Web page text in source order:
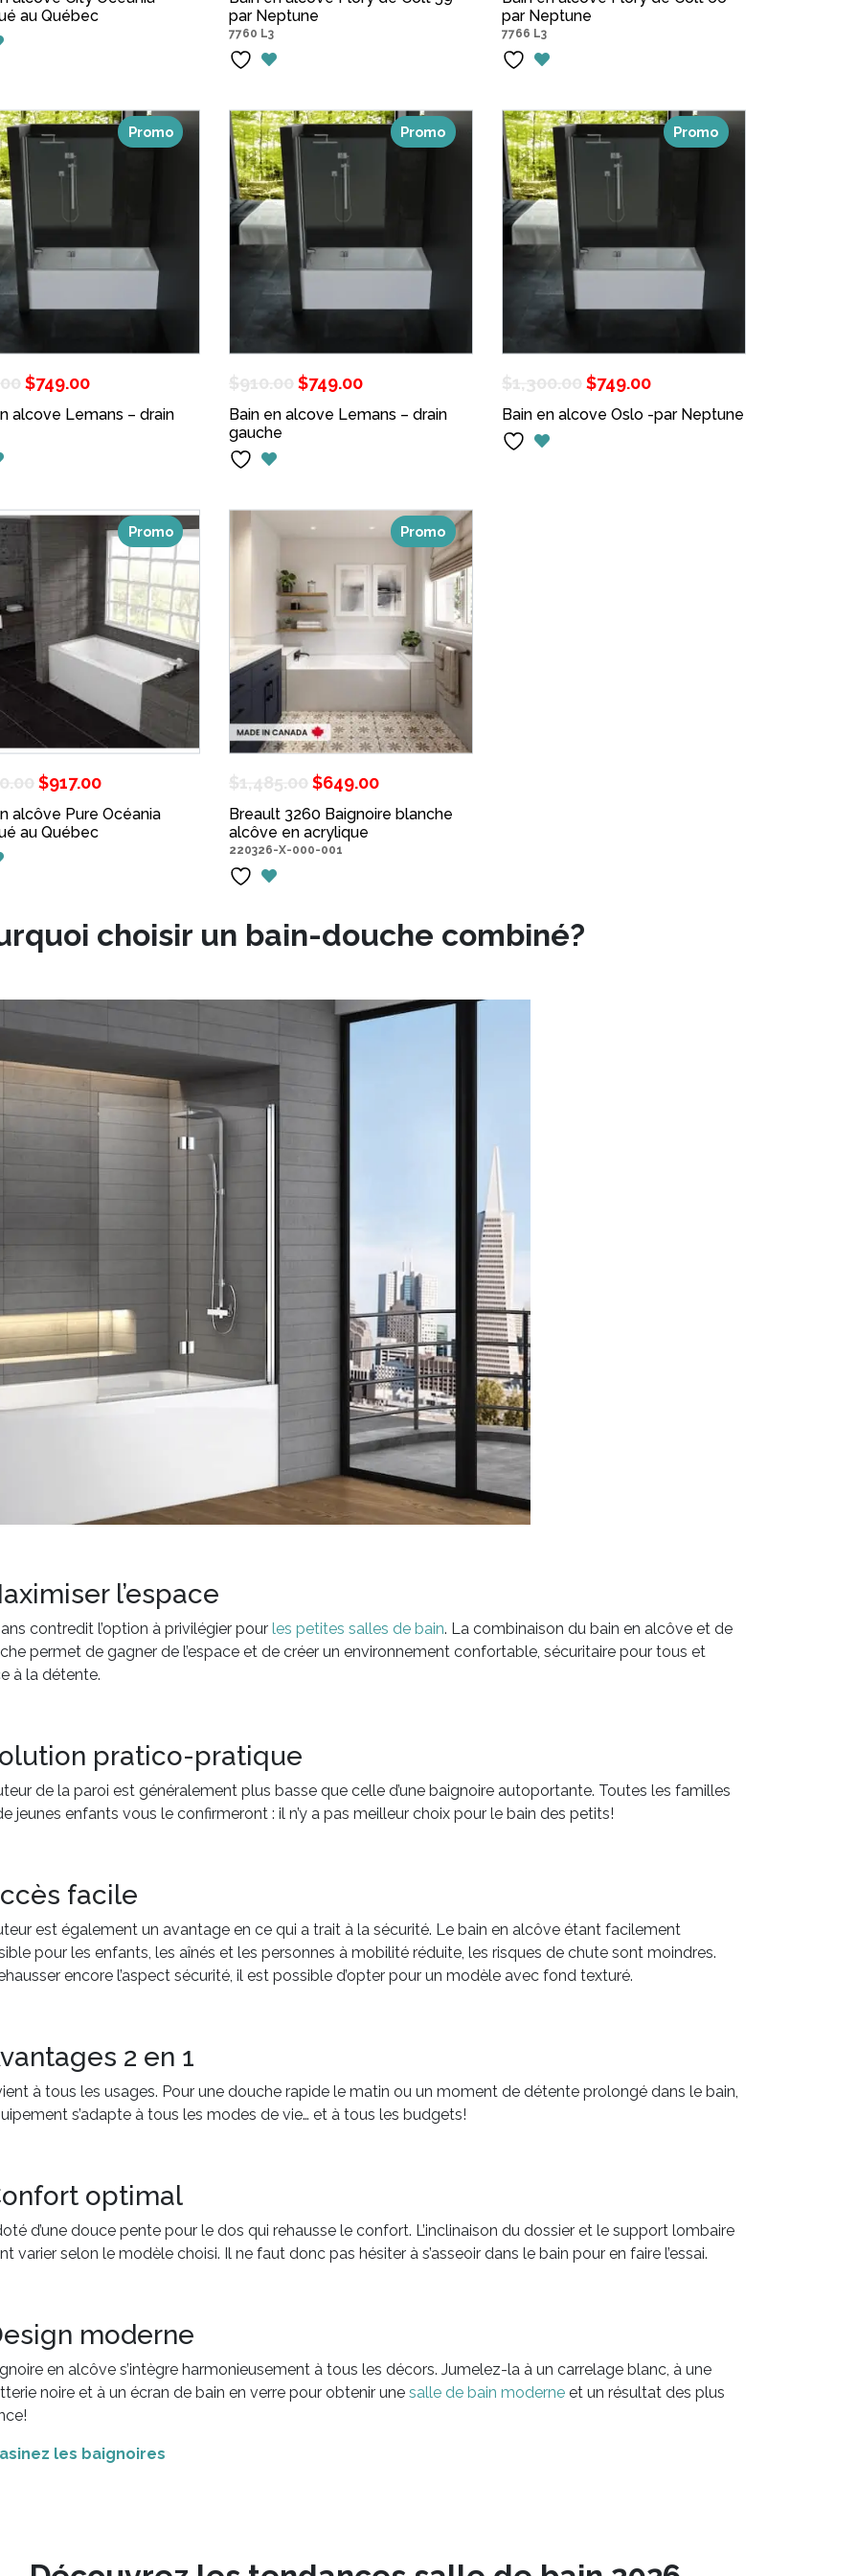
initial
au Québec
initial
par Neptune
7760 L3
initial
par Neptune
7766 L3
Promo
Le
prix
$749.00
prix
alcove Lemans – drain
Promo
$910.00 Le
prix
$749.00
prix
Bain en alcove Lemans – drain
gauche
Promo
$1,300.00 Le
prix
$749.00
prix
Bain en alcove Oslo -par Neptune
Promo
Le
prix
initial
$917.00
prix
alcôve Pure Océania
au Québec
Promo
$1,485.00 Le
prix
initial
était :
$649.00
prix
Breault 3260 Baignoire blanche
alcôve en acrylique
220326-X-000-001
choisir un bain-douche combiné?
l’espace
contredit l’option à privilégier pour les petites salles de bain. La combinaison du bain en alcôve et de
permet de gagner de l’espace et de créer un environnement confortable, sécuritaire pour tous et
à la détente.
pratico-pratique
de la paroi est généralement plus basse que celle d’une baignoire autoportante. Toutes les familles
jeunes enfants vous le confirmeront : il n’y a pas meilleur choix pour le bain des petits!
facile
est également un avantage en ce qui a trait à la sécurité. Le bain en alcôve étant facilement
pour les enfants, les aînés et les personnes à mobilité réduite, les risques de chute sont moindres.
encore l’aspect sécurité, il est possible d’opter pour un modèle avec fond texturé.
2 en 1
à tous les usages. Pour une douche rapide le matin ou un moment de détente prolongé dans le bain,
s’adapte à tous les modes de vie… et à tous les budgets!
optimal
d’une douce pente pour le dos qui rehausse le confort. L’inclinaison du dossier et le support lombaire
varier selon le modèle choisi. Il ne faut donc pas hésiter à s’asseoir dans le bain pour en faire l’essai.
moderne
en alcôve s’intègre harmonieusement à tous les décors. Jumelez-la à un carrelage blanc, à une
noire et à un écran de bain en verre pour obtenir une salle de bain moderne et un résultat des plus
les baignoires